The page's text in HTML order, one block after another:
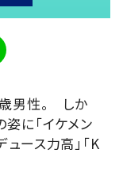
男性。 しか
姿に「イケメン
ュース力高」「K